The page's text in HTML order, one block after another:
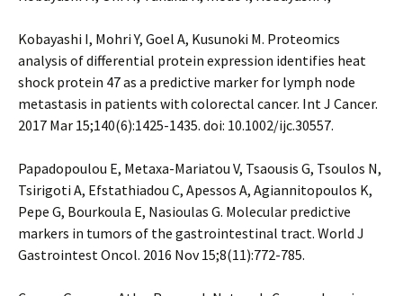
Kobayashi I, Mohri Y, Goel A, Kusunoki M. Proteomics
analysis of differential protein expression identifies heat
shock protein 47 as a predictive marker for lymph node
metastasis in patients with colorectal cancer. Int J Cancer.
2017 Mar 15;140(6):1425-1435. doi: 10.1002/ijc.30557.
Papadopoulou E, Metaxa-Mariatou V, Tsaousis G, Tsoulos N,
Tsirigoti A, Efstathiadou C, Apessos A, Agiannitopoulos K,
Pepe G, Bourkoula E, Nasioulas G. Molecular predictive
markers in tumors of the gastrointestinal tract. World J
Gastrointest Oncol. 2016 Nov 15;8(11):772-785.